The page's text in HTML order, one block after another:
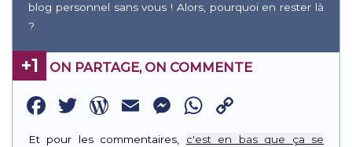
blog personnel sans vous ! Alors, pourquoi en rester là
?
+1 ON PARTAGE, ON COMMENTE
Facebook
Twitter
WordPress
EmailMessenger
WhatsApp
Link
Et pour les commentaires, c'est en bas que ça se